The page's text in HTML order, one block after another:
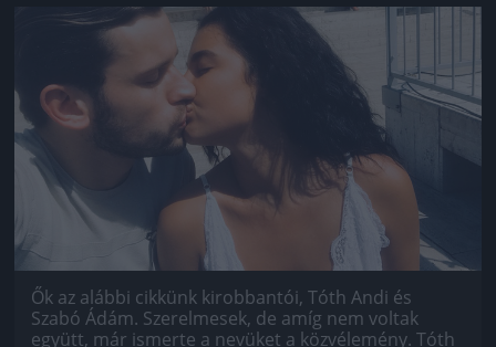
Jön még kép!
Ők az alábbi cikkünk kirobbantói, Tóth Andi és
Szabó Ádám. Szerelmesek, de amíg nem voltak
együtt, már ismerte a nevüket a közvélemény. Tóth